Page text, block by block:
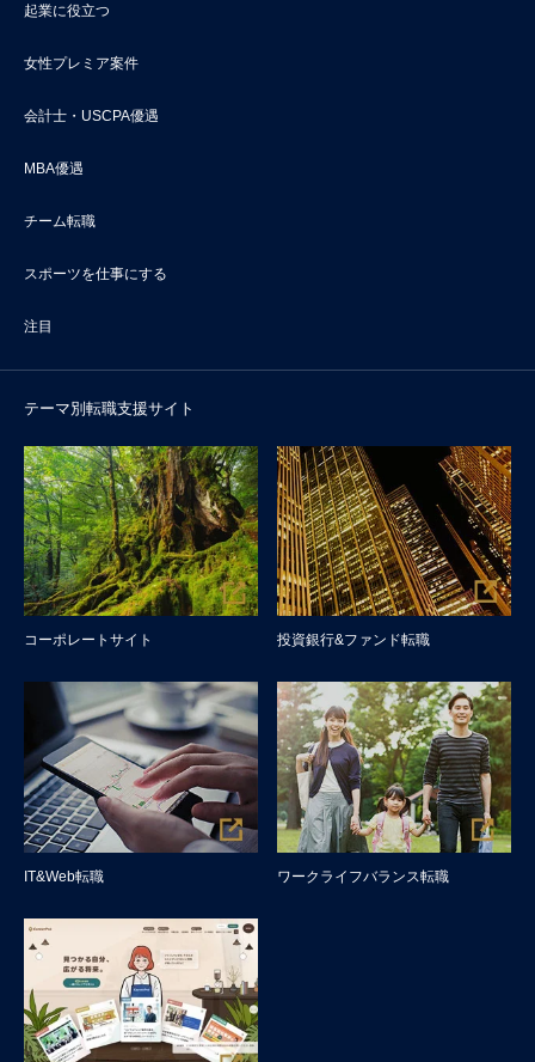
起業に役立つ
女性プレミア案件
会計士・USCPA優遇
MBA優遇
チーム転職
スポーツを仕事にする
注目
テーマ別転職支援サイト
コーポレートサイト 投資銀行&ファンド転職
IT&Web転職 ワークライフバランス転職